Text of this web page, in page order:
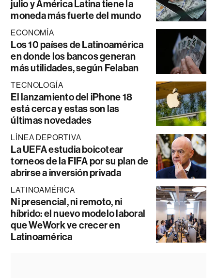
julio y América Latina tiene la
moneda más fuerte del mundo
ECONOMÍA
Los 10 países de Latinoamérica
en donde los bancos generan
más utilidades, según Felaban
TECNOLOGÍA
El lanzamiento del iPhone 18
está cerca y estas son las
últimas novedades
LÍNEA DEPORTIVA
La UEFA estudia boicotear
torneos de la FIFA por su plan de
abrirse a inversión privada
LATINOAMÉRICA
Ni presencial, ni remoto, ni
híbrido: el nuevo modelo laboral
que WeWork ve crecer en
Latinoamérica